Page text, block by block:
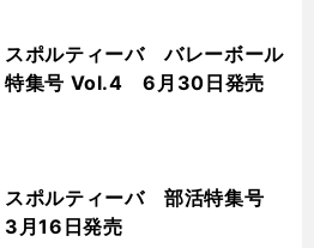
スポルティーバ バレーボール
特集号 Vol.4 6月30日発売
スポルティーバ 部活特集号
3月16日発売